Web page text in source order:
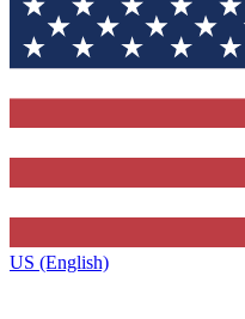
US (English)